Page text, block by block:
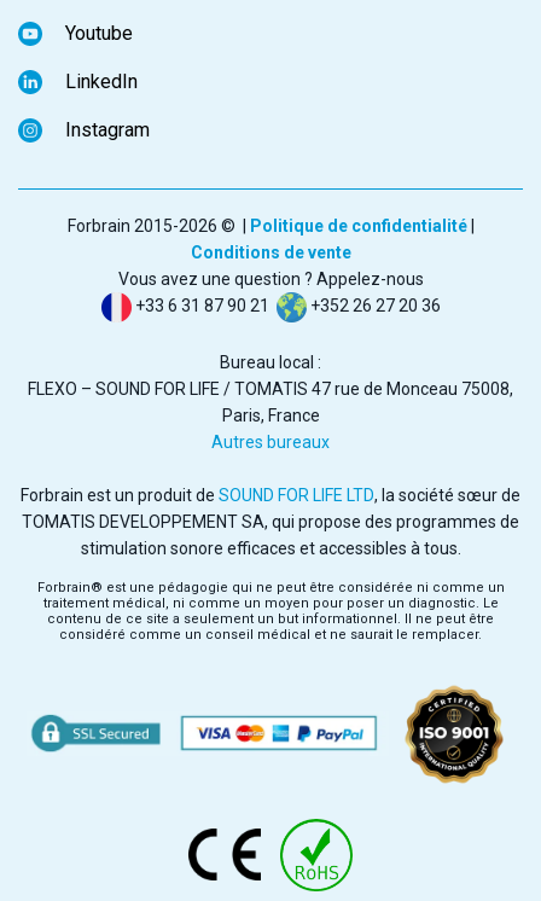
Youtube
LinkedIn
Instagram
Forbrain 2015-2026 © | Politique de confidentialité|
Conditions de vente
Vous avez une question ? Appelez-nous
+33 6 31 87 90 21
+352 26 27 20 36
Bureau local :
FLEXO – SOUND FOR LIFE / TOMATIS 47 rue de Monceau 75008,
Paris, France
Autres bureaux
Forbrain est un produit de SOUND FOR LIFE LTD, la société sœur de
TOMATIS DEVELOPPEMENT SA, qui propose des programmes de
stimulation sonore efficaces et accessibles à tous.
Forbrain® est une pédagogie qui ne peut être considérée ni comme un
traitement médical, ni comme un moyen pour poser un diagnostic. Le
contenu de ce site a seulement un but informationnel. Il ne peut être
considéré comme un conseil médical et ne saurait le remplacer.